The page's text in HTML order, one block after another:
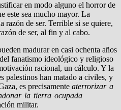
en modo alguno el horror de
este sea mucho mayor. La
razón de ser. Terrible si se quiere,
de ser, al fin y al cabo.
madurar en casi ochenta años
fanatismo ideológico y religioso
racional, un cálculo. Y la
palestinos han matado a civiles, y
es precisamente aterrorizar a
la tierra ocupada
militar.